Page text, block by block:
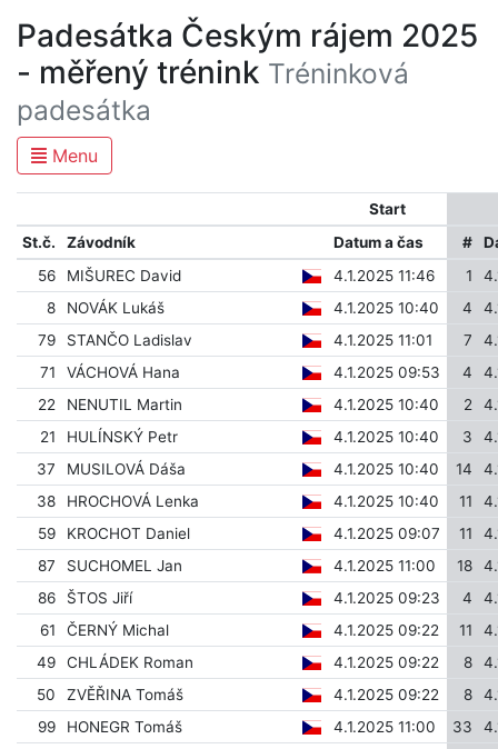
Padesátka Českým rájem 2025
- měřený trénink Tréninková
padesátka
Menu
Start
St.č.
Závodník Datum a čas #
56
MIŠUREC David 4.1.2025 11:46 1
8
NOVÁK Lukáš 4.1.2025 10:40 4
79
STANČO Ladislav 4.1.2025 11:01 7
71
VÁCHOVÁ Hana 4.1.2025 09:53 4
22
NENUTIL Martin 4.1.2025 10:40 2
21
HULÍNSKÝ Petr 4.1.2025 10:40 3
37
MUSILOVÁ Dáša 4.1.2025 10:40 14
38
HROCHOVÁ Lenka 4.1.2025 10:40 11
59
KROCHOT Daniel 4.1.2025 09:07 11
87
SUCHOMEL Jan 4.1.2025 11:00 18
86
ŠTOS Jiří 4.1.2025 09:23 4
61
ČERNÝ Michal 4.1.2025 09:22 11
49
CHLÁDEK Roman 4.1.2025 09:22 8
50
ZVĚŘINA Tomáš 4.1.2025 09:22 8
99
HONEGR Tomáš 4.1.2025 11:00 33